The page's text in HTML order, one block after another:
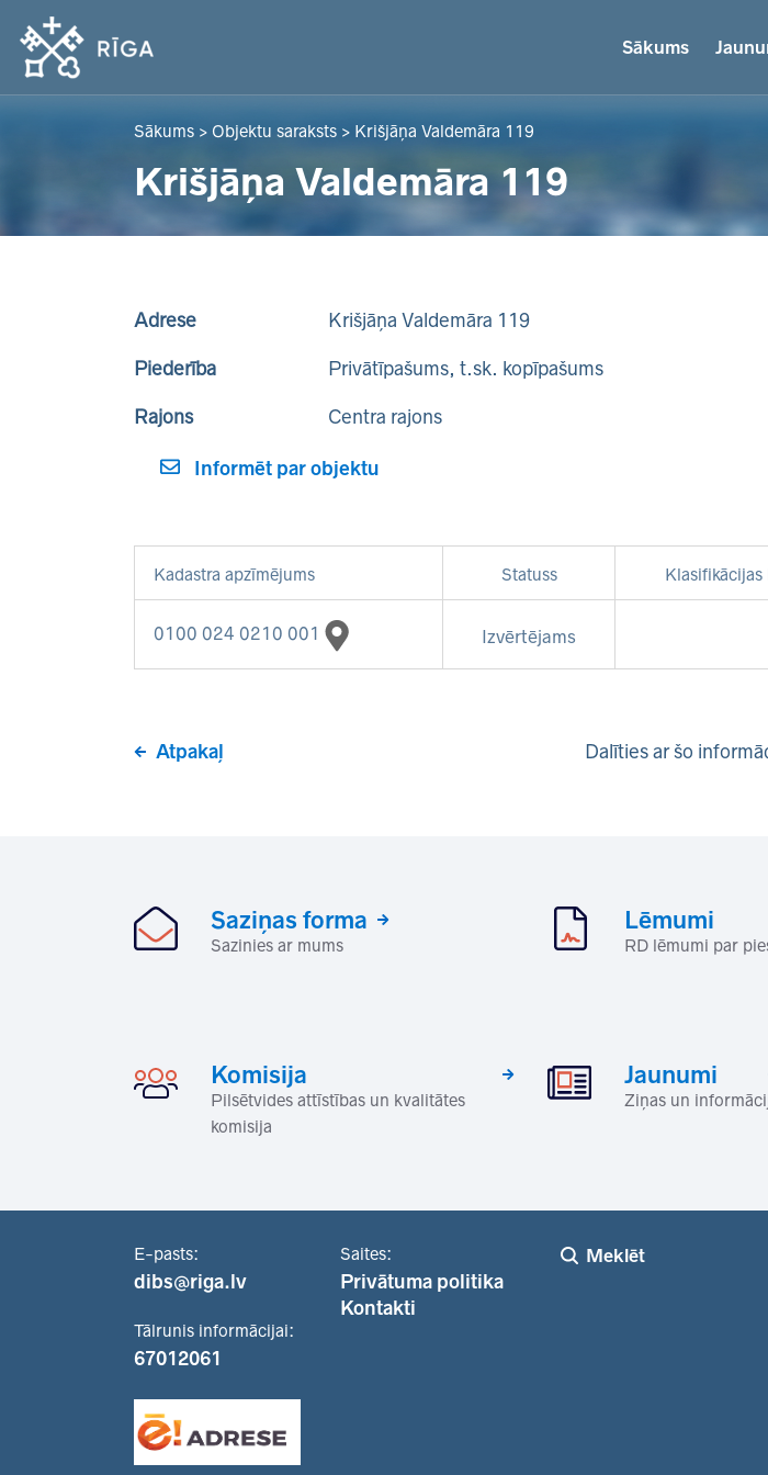
Sākums
Sākums > Objektu saraksts > Krišjāņa Valdemāra 119
Krišjāņa Valdemāra 119
Adrese Krišjāņa Valdemāra 119
Piederība Privātīpašums, t.sk. kopīpašums
Rajons Centra rajons
Informēt par objektu
Kadastra apzīmējums Statuss Klasifikācijas
0100 024 0210 001 Izvērtējams
Atpakaļ Dalīties ar šo
Saziņas forma
Sazinies ar mums
Lēmumi
RD lēmumi par
Komisija
Pilsētvides attīstības un kvalitātes
komisija
Jaunumi
Ziņas un
E-pasts:
dibs@riga.lv
Tālrunis informācijai:
67012061
Saites:
Privātuma politika
Kontakti
Meklēt